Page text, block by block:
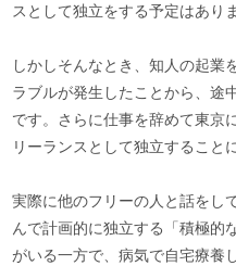
スとして独立をする予定はあり
しかしそんなとき、知人の起業
ラブルが発生したことから、途
です。さらに仕事を辞めて東京
リーランスとして独立すること
実際に他のフリーの人と話をし
んで計画的に独立する「積極的
がいる一方で、病気で自宅療養